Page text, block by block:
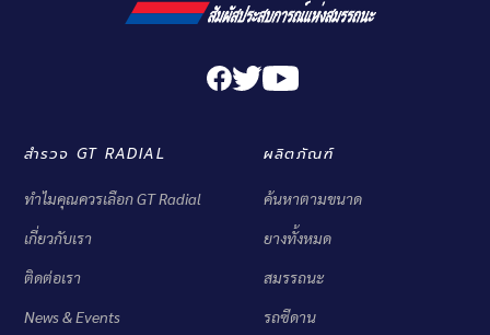
สำรวจ GT RADIAL
ทำไมคุณควรเลือก GT Radial
เกี่ยวกับเรา
ติดต่อเรา
News & Events
ผลิตภัณฑ์
ค้นหาตามขนาด
ยางทั้งหมด
สมรรถนะ
รถซีดาน